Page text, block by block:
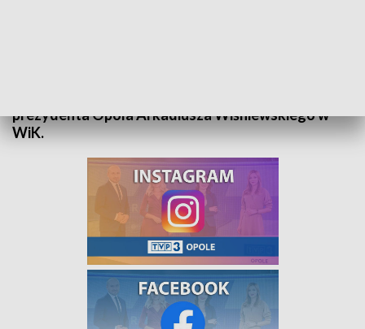
prezydenta Opola Arkadiusza Wiśniewskiego w
WiK.